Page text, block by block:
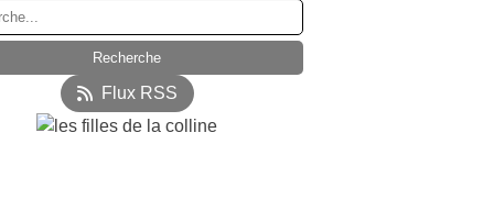
Flux RSS